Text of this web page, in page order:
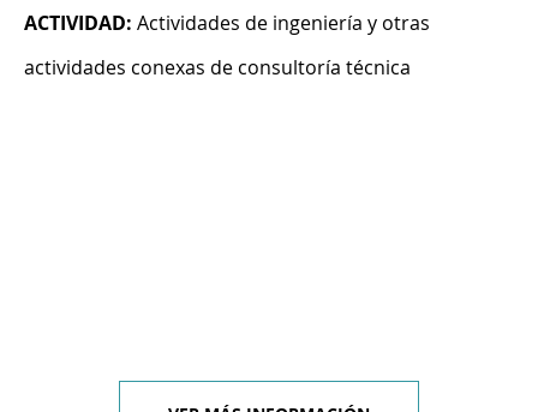
ACTIVIDAD: Actividades de ingeniería y otras
actividades conexas de consultoría técnica